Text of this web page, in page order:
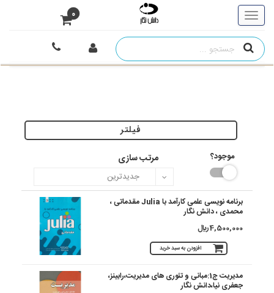
0
فیلتر
موجود؟ مرتب سازی
برنامه نویسی علمی کارآمد با Julia مقدماتی ،
محمدی ، دانش نگار
4,500,000 ريال
افزودن به سبد خرید
مدیریت ج1:مبانی و تئوری های مدیریت،رابینز،
جعفری نیا،دانش نگار